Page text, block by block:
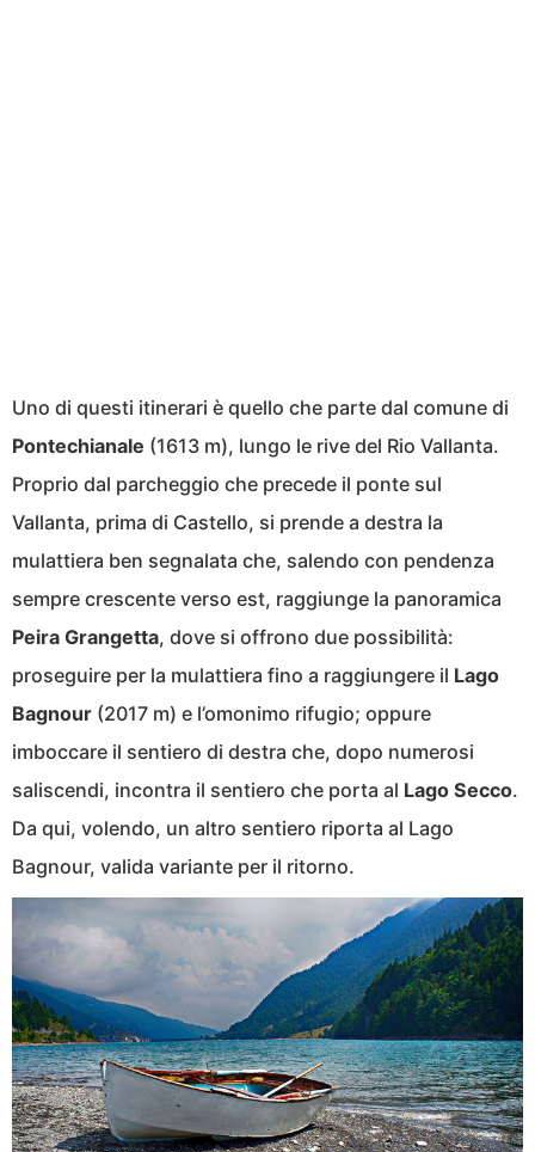
Uno di questi itinerari è quello che parte dal comune di
Pontechianale (1613 m), lungo le rive del Rio Vallanta.
Proprio dal parcheggio che precede il ponte sul
Vallanta, prima di Castello, si prende a destra la
mulattiera ben segnalata che, salendo con pendenza
sempre crescente verso est, raggiunge la panoramica
Peira Grangetta, dove si offrono due possibilità:
proseguire per la mulattiera fino a raggiungere il Lago
Bagnour (2017 m) e l’omonimo rifugio; oppure
imboccare il sentiero di destra che, dopo numerosi
saliscendi, incontra il sentiero che porta al Lago Secco.
Da qui, volendo, un altro sentiero riporta al Lago
Bagnour, valida variante per il ritorno.